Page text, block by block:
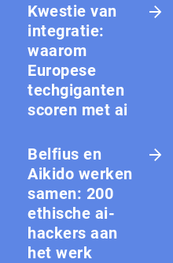
Kwestie van
integratie:
waarom
Europese
techgiganten
scoren met ai
Belfius en
Aikido werken
samen: 200
ethische ai-
hackers aan
het werk